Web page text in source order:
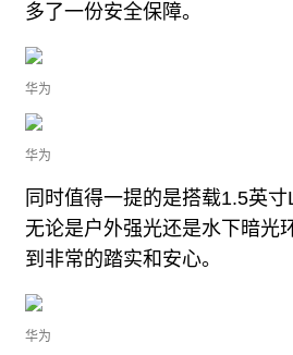
多了一份安全保障。
华为
华为
同时值得一提的是搭载1.5英
无论是户外强光还是水下暗光
到非常的踏实和安心。
华为